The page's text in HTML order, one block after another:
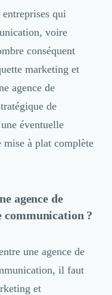
entreprises qui
voire
conséquent
marketing et
agence de
de
éventuelle
mise à plat complète
agence de
communication ?
une agence de
il faut
et